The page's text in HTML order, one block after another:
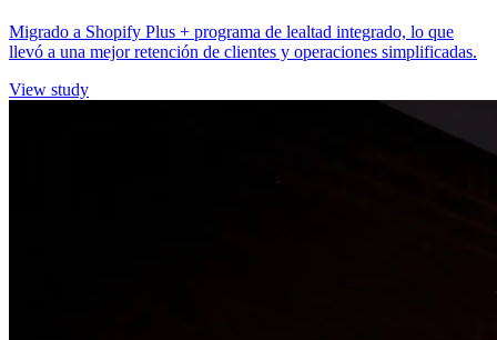
Migrado a Shopify Plus + programa de lealtad integrado, lo que
llevó a una mejor retención de clientes y operaciones simplificadas.
View study